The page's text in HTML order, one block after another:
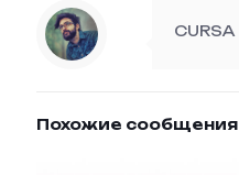
CURSA
Похожие сообщения